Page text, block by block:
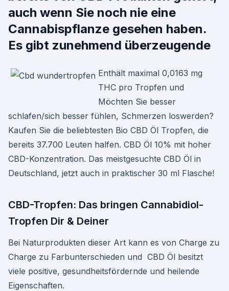
auch wenn Sie noch nie eine
Cannabispflanze gesehen haben.
Es gibt zunehmend überzeugende
Enthält maximal 0,0163 mg
THC pro Tropfen und
Möchten Sie besser
schlafen/sich besser fühlen, Schmerzen loswerden?
Kaufen Sie die beliebtesten Bio CBD Öl Tropfen, die
bereits 37.700 Leuten halfen. CBD Öl 10% mit hoher
CBD-Konzentration. Das meistgesuchte CBD Öl in
Deutschland, jetzt auch in praktischer 30 ml Flasche!
CBD-Tropfen: Das bringen Cannabidiol-
Tropfen Dir & Deiner
Bei Naturprodukten dieser Art kann es von Charge zu
Charge zu Farbunterschieden und CBD Öl besitzt
viele positive, gesundheitsfördernde und heilende
Eigenschaften.